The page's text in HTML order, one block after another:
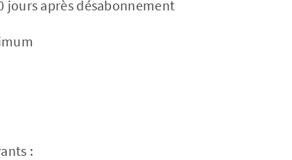
jours après désabonnement
: